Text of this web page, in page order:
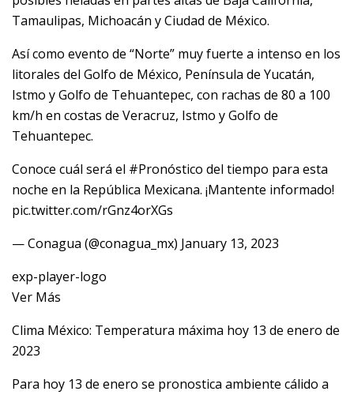
Tamaulipas, Michoacán y Ciudad de México.
Así como evento de “Norte” muy fuerte a intenso en los
litorales del Golfo de México, Península de Yucatán,
Istmo y Golfo de Tehuantepec, con rachas de 80 a 100
km/h en costas de Veracruz, Istmo y Golfo de
Tehuantepec.
Conoce cuál será el #Pronóstico del tiempo para esta
noche en la República Mexicana. ¡Mantente informado!
pic.twitter.com/rGnz4orXGs
— Conagua (@conagua_mx) January 13, 2023
exp-player-logo
Ver Más
Clima México: Temperatura máxima hoy 13 de enero de
2023
Para hoy 13 de enero se pronostica ambiente cálido a